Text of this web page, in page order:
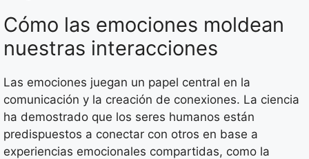
Cómo las emociones moldean
nuestras interacciones
Las emociones juegan un papel central en la
comunicación y la creación de conexiones. La ciencia
ha demostrado que los seres humanos están
predispuestos a conectar con otros en base a
experiencias emocionales compartidas, como la